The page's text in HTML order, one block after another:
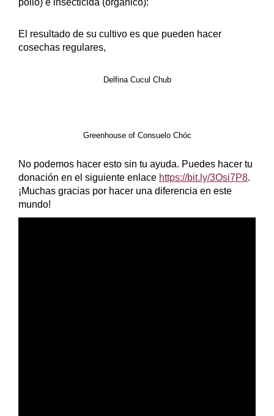
pollo) e insecticida (orgánico):
El resultado de su cultivo es que pueden hacer
cosechas regulares,
Delfina Cucul Chub
Greenhouse of Consuelo Chóc
No podemos hacer esto sin tu ayuda. Puedes hacer tu
donación en el siguiente enlace https://bit.ly/3Osi7P8.
¡Muchas gracias por hacer una diferencia en este
mundo!